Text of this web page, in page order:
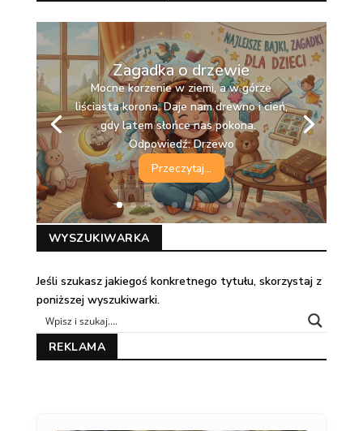
Zagadka o drzewie
Mocne korzenie w ziemi, a w górze
liściasta korona. Daje nam drewno i cień,
gdy latem słońce nas pokona.
Odpowiedź: Drzewo
Przeczytaj...
WYSZUKIWARKA
Jeśli szukasz jakiegoś konkretnego tytułu, skorzystaj z
poniższej wyszukiwarki.
REKLAMA